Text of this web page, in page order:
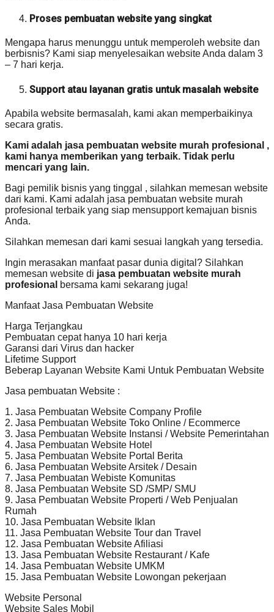
Proses pembuatan website yang singkat
Mengapa harus menunggu untuk memperoleh website dan
berbisnis? Kami siap menyelesaikan website Anda dalam 3
– 7 hari kerja.
Support atau layanan gratis untuk masalah website
Apabila website bermasalah, kami akan memperbaikinya
secara gratis.
Kami adalah jasa pembuatan website murah profesional ,
kami hanya memberikan yang terbaik. Tidak perlu
mencari yang lain.
Bagi pemilik bisnis yang tinggal , silahkan memesan website
dari kami. Kami adalah jasa pembuatan website murah
profesional terbaik yang siap mensupport kemajuan bisnis
Anda.
Silahkan memesan dari kami sesuai langkah yang tersedia.
Ingin merasakan manfaat pasar dunia digital? Silahkan
memesan website di jasa pembuatan website murah
profesional bersama kami sekarang juga!
Manfaat Jasa Pembuatan Website
Harga Terjangkau
Pembuatan cepat hanya 10 hari kerja
Garansi dari Virus dan hacker
Lifetime Support
Beberap Layanan Website Kami Untuk Pembuatan Website
Jasa pembuatan Website :
1. Jasa Pembuatan Website Company Profile
2. Jasa Pembuatan Website Toko Online / Ecommerce
3. Jasa Pembuatan Website Instansi / Website Pemerintahan
4. Jasa Pembuatan Website Hotel
5. Jasa Pembuatan Website Portal Berita
6. Jasa Pembuatan Website Arsitek / Desain
7. Jasa Pembuatan Webiste Komunitas
8. Jasa Pembuatan Website SD /SMP/ SMU
9. Jasa Pembuatan Website Properti / Web Penjualan
Rumah
10. Jasa Pembuatan Website Iklan
11. Jasa Pembuatan Website Tour dan Travel
12. Jasa Pembuatan Website Afiliasi
13. Jasa Pembuatan Website Restaurant / Kafe
14. Jasa Pembuatan Website UMKM
15. Jasa Pembuatan Website Lowongan pekerjaan
Website Personal
Website Sales Mobil